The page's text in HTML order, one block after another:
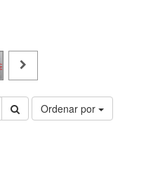
Ordenar por